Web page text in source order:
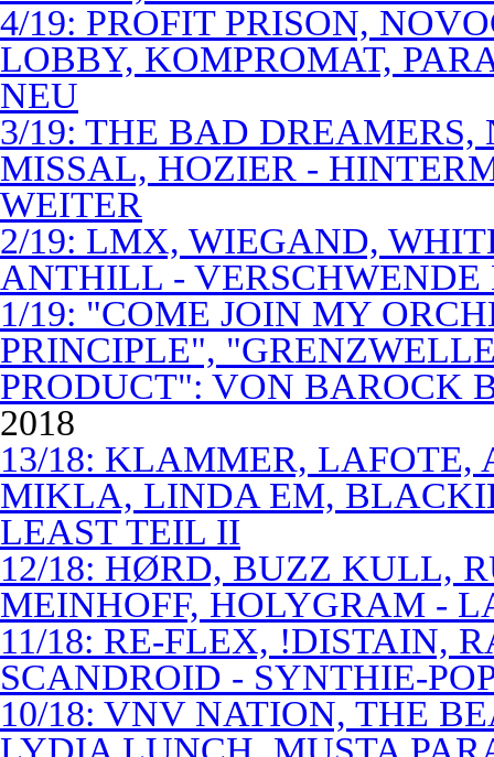
4/19: PROFIT PRISON,
LOBBY, KOMPROMAT,
NEU
3/19: THE BAD
MISSAL, HOZIER -
WEITER
2/19: LMX, WIEGAND,
ANTHILL -
1/19: "COME JOIN MY
PRINCIPLE",
PRODUCT": VON BAROCK
2018
13/18: KLAMMER,
MIKLA, LINDA EM,
LEAST TEIL II
12/18: HØRD, BUZZ KULL,
MEINHOFF, HOLYGRAM -
11/18: RE-FLEX, !DISTAIN,
SCANDROID - SYNTHIE-
10/18: VNV NATION, THE